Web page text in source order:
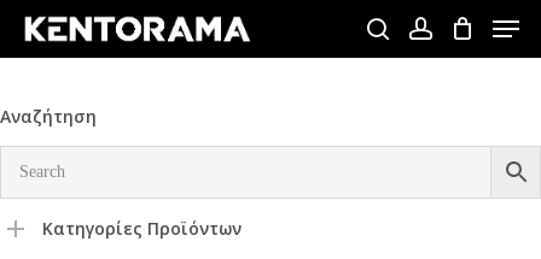
Skip
content
searchaccount
Menu
Αναζήτηση
Κατηγορίες Προϊόντων